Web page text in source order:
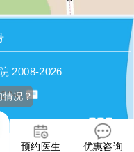
2008-2026
号
情况？
预约医生 优惠咨询